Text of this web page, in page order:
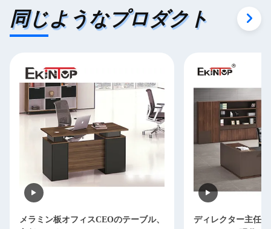
同じようなプロダクト
メラミン板オフィスCEOのテーブル、
ディレクター主任